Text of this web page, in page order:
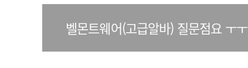
벨몬트웨어(고급알바) 질문점요 ㅜㅜ